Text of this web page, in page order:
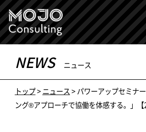
NEWS ニュース
トップ>ニュース > パワーアップセミナ
ング®アプローチで協働を体感する。」【